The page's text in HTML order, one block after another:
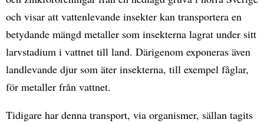
och visar att vattenlevande insekter kan transportera en
betydande mängd metaller som insekterna lagrat under sitt
larvstadium i vattnet till land. Därigenom exponeras även
landlevande djur som äter insekterna, till exempel fåglar,
för metaller från vattnet.
Tidigare har denna transport, via organismer, sällan tagits